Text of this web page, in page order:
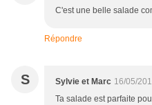
C'est une belle salade
Répondre
S Sylvie et Marc 16/05/
Ta salade est parfaite